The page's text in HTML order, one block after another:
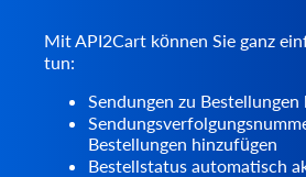
Mit API2Cart können Sie ganz
tun:
Sendungen zu
Bestellungen hinzufügen
Bestellstatus automatisch